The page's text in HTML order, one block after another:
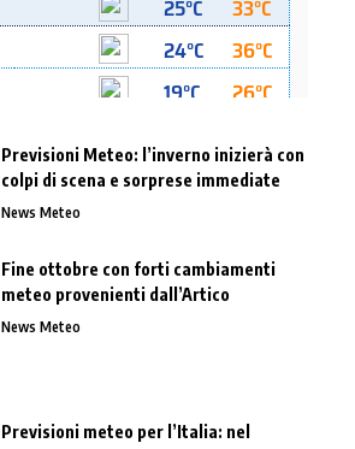
Previsioni Meteo: l’inverno inizierà con
colpi di scena e sorprese immediate
News Meteo
Fine ottobre con forti cambiamenti
meteo provenienti dall’Artico
News Meteo
Previsioni meteo per l’Italia: nel